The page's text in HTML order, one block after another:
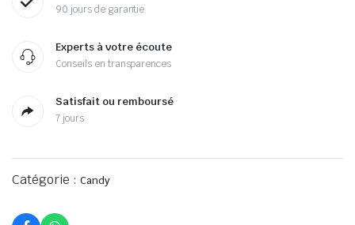
90 jours de garantie
Experts à votre écoute
Conseils en transparences
Satisfait ou remboursé
7 jours
Catégorie : Candy